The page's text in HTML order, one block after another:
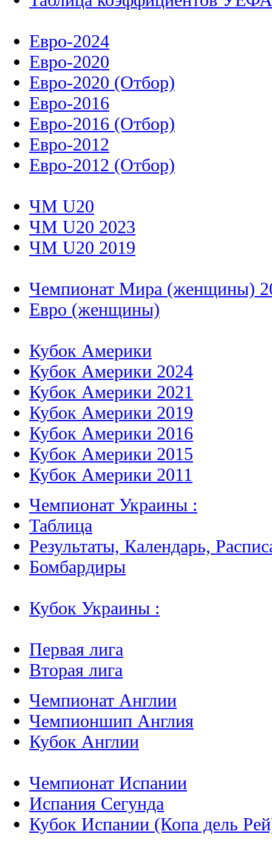
Евро-2024
Евро-2020
Евро-2020 (Отбор)
Евро-2016
Евро-2016 (Отбор)
Евро-2012
Евро-2012 (Отбор)
ЧМ U20
ЧМ U20 2023
ЧМ U20 2019
Чемпионат Мира (женщины)
Евро (женщины)
Кубок Америки
Кубок Америки 2024
Кубок Америки 2021
Кубок Америки 2019
Кубок Америки 2016
Кубок Америки 2015
Кубок Америки 2011
Чемпионат Украины :
Таблица
Результаты, Календарь,
Бомбардиры
Кубок Украины :
Первая лига
Вторая лига
Чемпионат Англии
Чемпионшип Англия
Кубок Англии
Чемпионат Испании
Испания Сегунда
Кубок Испании (Копа дель